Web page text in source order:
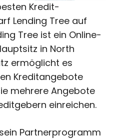
Kredit-
Lending Tree auf
Tree ist ein Online-
in North
ermöglicht es
Kreditangebote
mehrere Angebote
einreichen.
Partnerprogramm